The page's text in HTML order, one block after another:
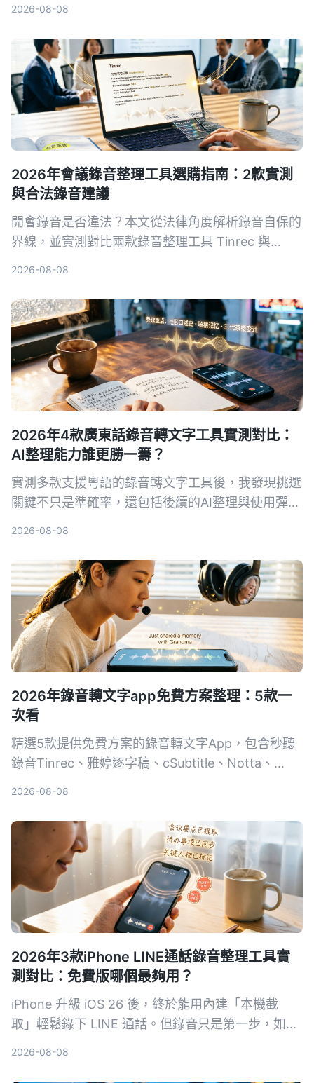
2026-08-08
2026年會議錄音整理工具選購指南：2款實測
與合法錄音建議
開會錄音是否違法？本文從法律角度解析錄音自保的
界線，並實測對比兩款錄音整理工具 Tinrec 與
2026-08-08
2026年4款廣東話錄音轉文字工具實測對比：
AI整理能力誰更勝一籌？
實測多款支援粵語的錄音轉文字工具後，我發現挑選
關鍵不只是準確率，還包括後續的AI整理與使用彈
2026-08-08
2026年錄音轉文字app免費方案整理：5款一
次看
精選5款提供免費方案的錄音轉文字App，包含秒聽
錄音Tinrec、雅婷逐字稿、cSubtitle、Notta、
2026-08-08
2026年3款iPhone LINE通話錄音整理工具實
測對比：免費版哪個最夠用？
iPhone 升級 iOS 26 後，終於能用內建「本機截
取」輕鬆錄下 LINE 通話。但錄音只是第一步，如何
2026-08-08